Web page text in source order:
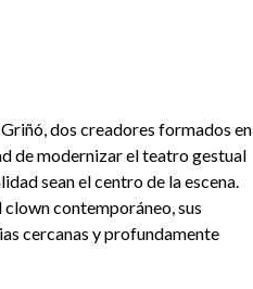
dos creadores formados en
de modernizar el teatro gestual
sean el centro de la escena.
contemporáneo, sus
cercanas y profundamente